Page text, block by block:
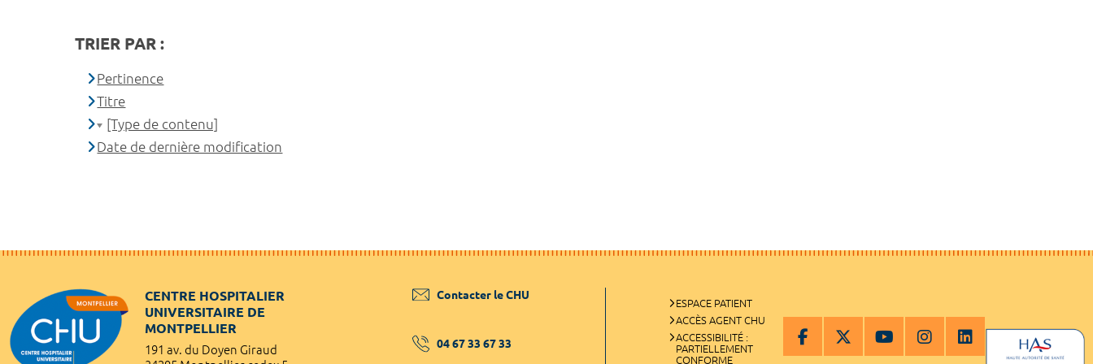
TRIER PAR :
Pertinence
Titre
[Type de contenu]
Date de dernière modification
CENTRE HOSPITALIER
UNIVERSITAIRE DE
MONTPELLIER
191 av. du Doyen Giraud
Contacter le CHU
04 67 33 67 33
ESPACE PATIENT
ACCÈS AGENT CHU
ACCESSIBILITÉ :
PARTIELLEMENT
CONFORME